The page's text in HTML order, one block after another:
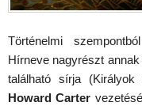
Történelmi
Hírneve nagyrészt
található sírja
Howard Carter